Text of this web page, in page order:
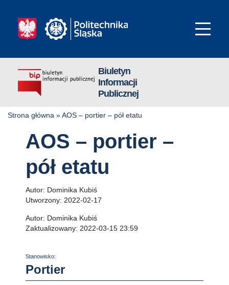
Biuletyn
Informacji
Publicznej
Strona główna »AOS – portier – pół etatu
AOS – portier –
pół etatu
Autor: Dominika Kubiś
Utworzony: 2022-02-17
Autor: Dominika Kubiś
Zaktualizowany: 2022-03-15 23:59
Stanowisko:
Portier